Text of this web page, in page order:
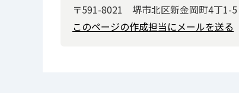
〒591-8021 堺市北区新金岡町4丁1-5
このページの作成担当にメールを送る